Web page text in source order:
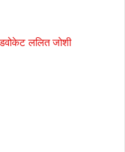
ललित जोशी